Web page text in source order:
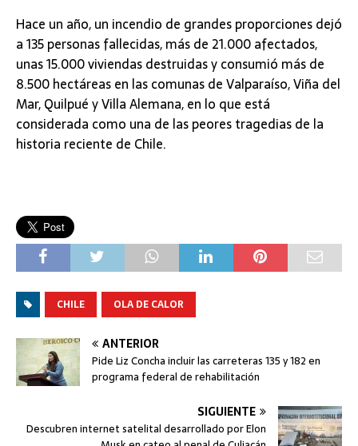
Hace un año, un incendio de grandes proporciones dejó
a 135 personas fallecidas, más de 21.000 afectados,
unas 15.000 viviendas destruidas y consumió más de
8.500 hectáreas en las comunas de Valparaíso, Viña del
Mar, Quilpué y Villa Alemana, en lo que está
considerada como una de las peores tragedias de la
historia reciente de Chile.
CHILE OLA DE CALOR
ANTERIOR
Pide Liz Concha incluir las carreteras 135 y 182 en
programa federal de rehabilitación
SIGUIENTE
Descubren internet satelital desarrollado por Elon